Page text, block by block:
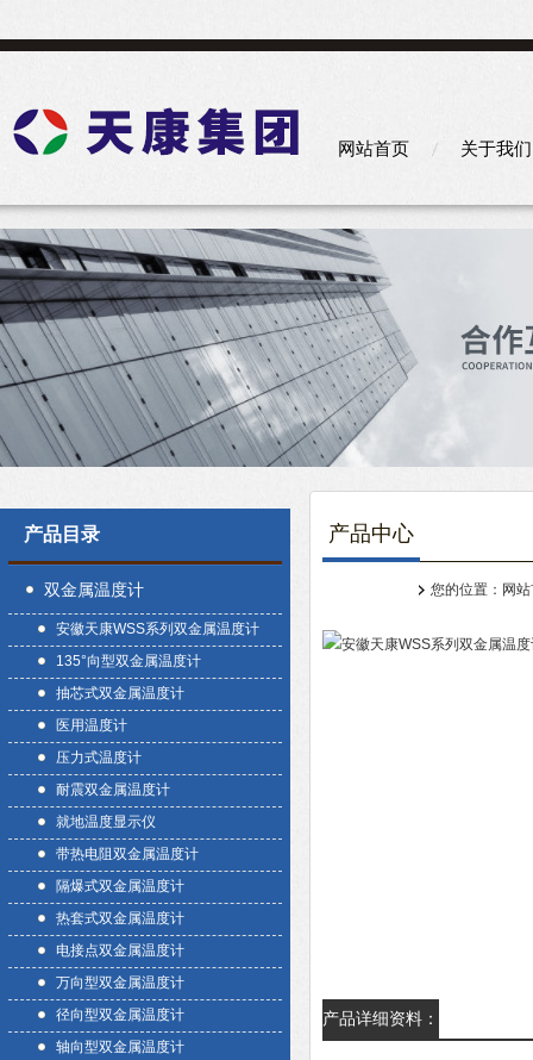
网站首页 关于我们
产品目录
双金属温度计
安徽天康WSS系列双金属温度计
135°向型双金属温度计
抽芯式双金属温度计
医用温度计
压力式温度计
耐震双金属温度计
就地温度显示仪
带热电阻双金属温度计
隔爆式双金属温度计
热套式双金属温度计
电接点双金属温度计
万向型双金属温度计
径向型双金属温度计
轴向型双金属温度计
产品中心
您的位置： 网
产品详细资料：